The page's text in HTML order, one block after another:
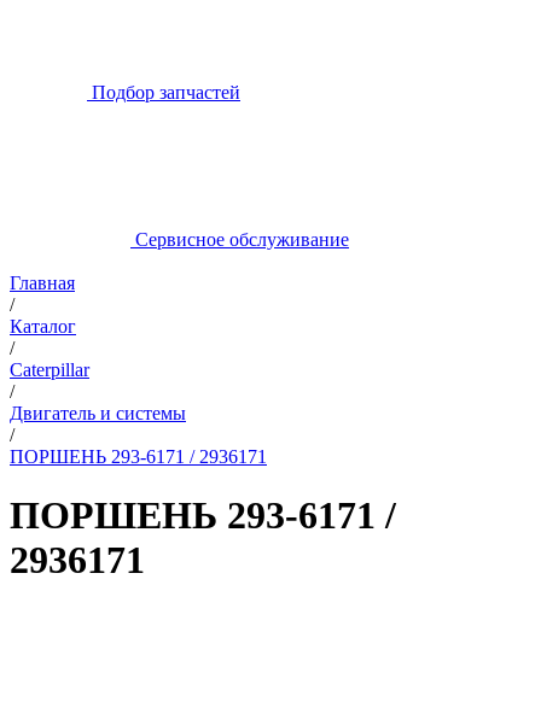
Подбор запчастей
Сервисное обслуживание
Главная
/
Каталог
/
Caterpillar
/
Двигатель и системы
/
ПОРШЕНЬ 293-6171 / 2936171
ПОРШЕНЬ 293-6171 /
2936171